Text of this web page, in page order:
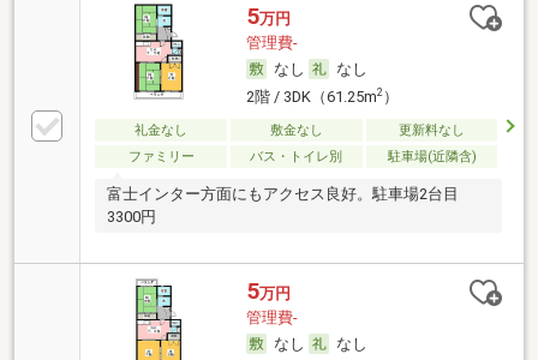
5万円
管理費-
なし
なし
2階 / 3DK（61.25m2）
礼金なし 敷金なし
更新料なし
ファミリー
バス・トイレ別 駐車場(近隣含)
富士インター方面にもアクセス良好。駐車場2台目
3300円
5万円
管理費-
なし
なし